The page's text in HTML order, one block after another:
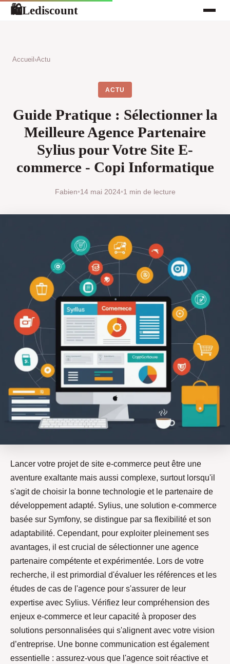
🛍Lediscount
Accueil ›Actu
ACTU
Guide Pratique : Sélectionner la
Meilleure Agence Partenaire
Sylius pour Votre Site E-
commerce - Copi Informatique
Fabien•14 mai 2024•1 min de lecture
Lancer votre projet de site e-commerce peut être une
aventure exaltante mais aussi complexe, surtout lorsqu'il
s'agit de choisir la bonne technologie et le partenaire de
développement adapté. Sylius, une solution e-commerce
basée sur Symfony, se distingue par sa flexibilité et son
adaptabilité. Cependant, pour exploiter pleinement ses
avantages, il est crucial de sélectionner une agence
partenaire compétente et expérimentée. Lors de votre
recherche, il est primordial d'évaluer les références et les
études de cas de l'agence pour s'assurer de leur
expertise avec Sylius. Vérifiez leur compréhension des
enjeux e-commerce et leur capacité à proposer des
solutions personnalisées qui s'alignent avec votre vision
d’entreprise. Une bonne communication est également
essentielle : assurez-vous que l'agence soit réactive et